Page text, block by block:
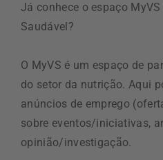
Já conhece o espaço
Saudável?
O MyVS é um espaço de
do setor da nutrição. Aqui
anúncios de emprego
sobre eventos/iniciativas,
opinião/investigação.